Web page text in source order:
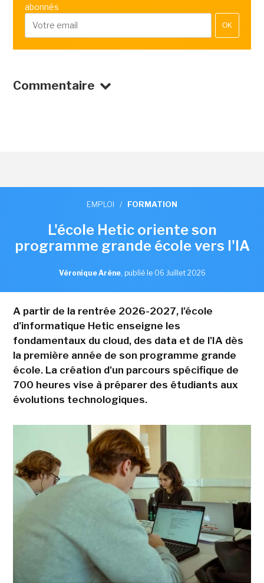
abonnés
OK
Commentaire
EMPLOI / FORMATION
L'école Hetic oriente son
programme grande école vers l'IA
Véronique Arène, publié le 06 Juillet 2026
A partir de la rentrée 2026-2027, l'école
d'informatique Hetic enseigne les
fondamentaux du cloud, des data et de l'IA dès
la première année de son programme grande
école. La création d'un parcours spécifique de
700 heures vise à préparer des étudiants aux
évolutions technologiques.